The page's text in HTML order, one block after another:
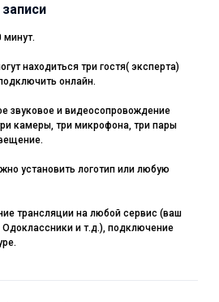
минут.
находиться три гостя( эксперта)
онлайн.
звуковое и видеосопровождение
камеры, три микрофона, три пары
установить логотип или любую
трансляции на любой сервис (ваш
Одоклассники и т.д.), подключение